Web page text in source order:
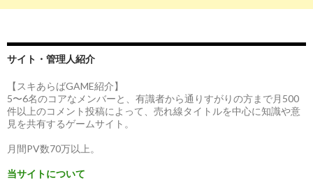
サイト・管理人紹介
【スキあらばGAME紹介】
5〜6名のコアなメンバーと、有識者から通りすがりの方まで月500
件以上のコメント投稿によって、売れ線タイトルを中心に知識や意
見を共有するゲームサイト。
月間PV数70万以上。
当サイトについて